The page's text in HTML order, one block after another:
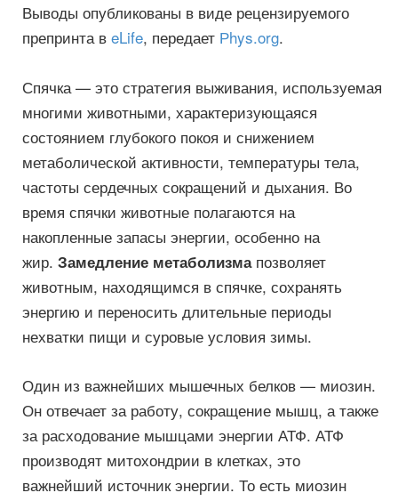
Выводы опубликованы в виде рецензируемого
препринта в eLife, передает Рhys.org.
Спячка — это стратегия выживания, используемая
многими животными, характеризующаяся
состоянием глубокого покоя и снижением
метаболической активности, температуры тела,
частоты сердечных сокращений и дыхания. Во
время спячки животные полагаются на
накопленные запасы энергии, особенно на
жир. Замедление метаболизмапозволяет
животным, находящимся в спячке, сохранять
энергию и переносить длительные периоды
нехватки пищи и суровые условия зимы.
Один из важнейших мышечных белков — миозин.
Он отвечает за работу, сокращение мышц, а также
за расходование мышцами энергии АТФ. АТФ
производят митохондрии в клетках, это
важнейший источник энергии. То есть миозин